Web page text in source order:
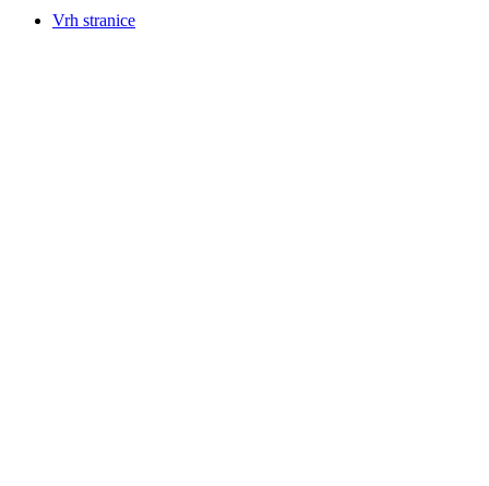
Vrh stranice